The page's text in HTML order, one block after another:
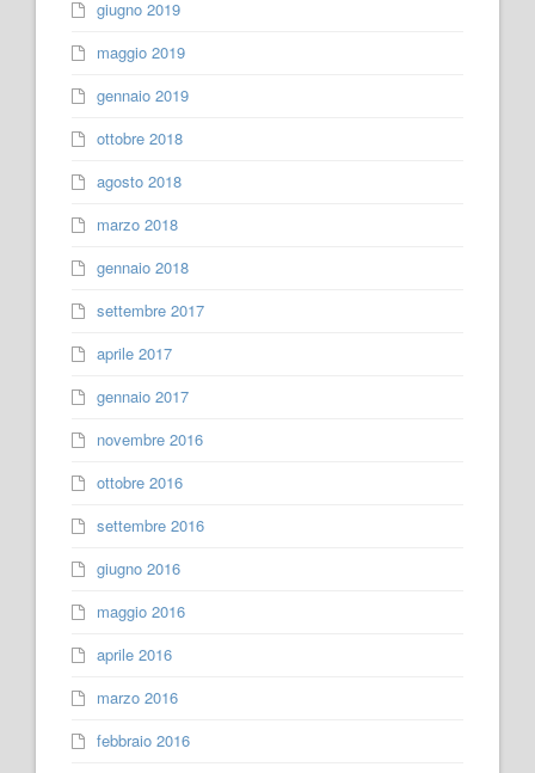
giugno 2019
maggio 2019
gennaio 2019
ottobre 2018
agosto 2018
marzo 2018
gennaio 2018
settembre 2017
aprile 2017
gennaio 2017
novembre 2016
ottobre 2016
settembre 2016
giugno 2016
maggio 2016
aprile 2016
marzo 2016
febbraio 2016